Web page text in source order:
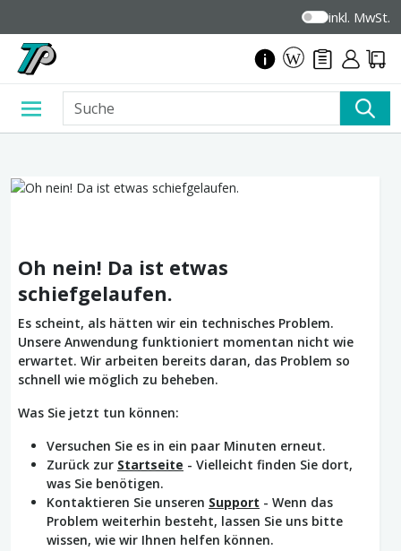
inkl. MwSt.
Oh nein! Da ist etwas
schiefgelaufen.
Es scheint, als hätten wir ein technisches Problem.
Unsere Anwendung funktioniert momentan nicht wie
erwartet. Wir arbeiten bereits daran, das Problem so
schnell wie möglich zu beheben.
Was Sie jetzt tun können:
Versuchen Sie es in ein paar Minuten erneut.
Zurück zur Startseite - Vielleicht finden Sie dort,
was Sie benötigen.
Kontaktieren Sie unseren Support - Wenn das
Problem weiterhin besteht, lassen Sie uns bitte
wissen, wie wir Ihnen helfen können.